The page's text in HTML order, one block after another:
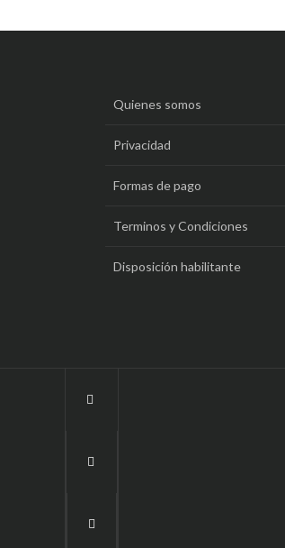
Quienes somos
Privacidad
Formas de pago
Terminos y Condiciones
Disposición habilitante